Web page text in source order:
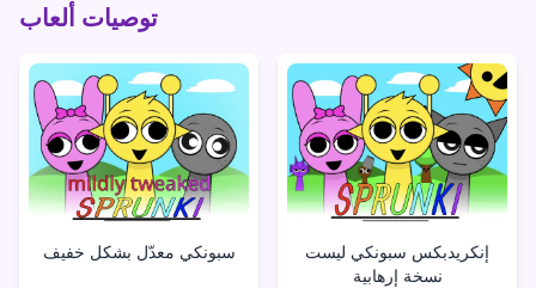
توصيات ألعاب
سبونكي معدّل بشكل خفيف
إنكريدبكس سبونكي ليست
نسخة إرهابية